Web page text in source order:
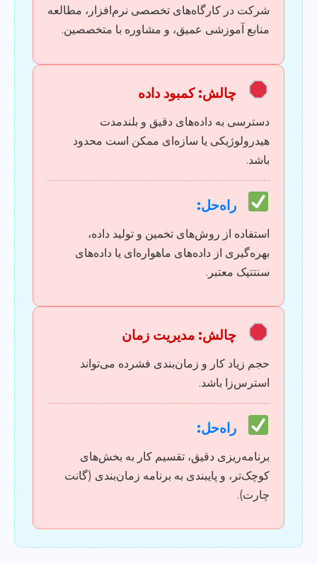
شرکت در کارگاه‌های تخصصی نرم‌افزار، مطالعه
منابع آموزشی عمیق، و مشاوره با متخصصین.
چالش: کمبود داده
دسترسی به داده‌های دقیق و بلندمدت
هیدرولوژیکی یا سازه‌ای ممکن است محدود
باشد.
راه‌حل:
استفاده از روش‌های تخمین و تولید داده،
بهره‌گیری از داده‌های ماهواره‌ای یا داده‌های
سنتتیک معتبر.
چالش: مدیریت زمان
حجم زیاد کار و زمان‌بندی فشرده می‌تواند
استرس‌زا باشد.
راه‌حل:
برنامه‌ریزی دقیق، تقسیم کار به بخش‌های
کوچک‌تر، و پایبندی به برنامه زمان‌بندی (گانت
چارت).